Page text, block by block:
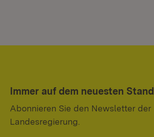
Immer auf dem neuesten Stand
Abonnieren Sie den Newsletter der
Landesregierung.